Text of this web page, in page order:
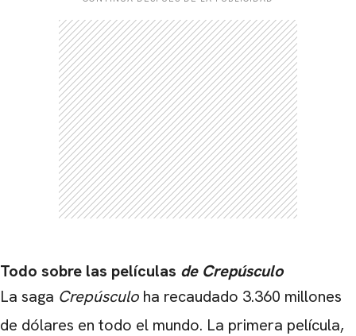
Todo sobre las películas de Crepúsculo
La saga Crepúsculo ha recaudado 3.360 millones
de dólares en todo el mundo. La primera película,